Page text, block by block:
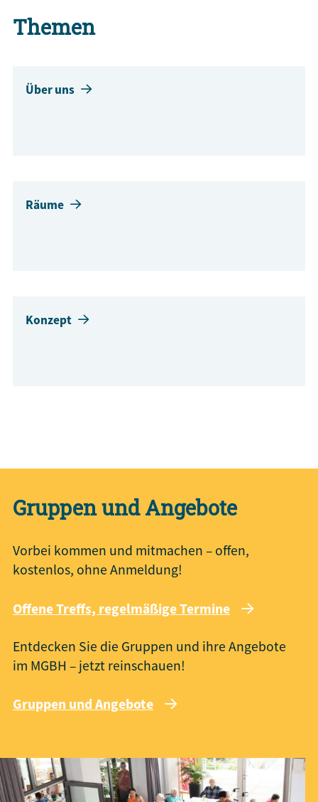
Themen
Über uns
Räume
Konzept
Gruppen und Angebote
Vorbei kommen und mitmachen – offen,
kostenlos, ohne Anmeldung!
Offene Treffs, regelmäßige Termine
Entdecken Sie die Gruppen und ihre Angebote
im MGBH – jetzt reinschauen!
Gruppen und Angebote